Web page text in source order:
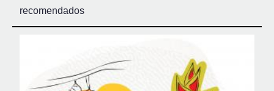
recomendados